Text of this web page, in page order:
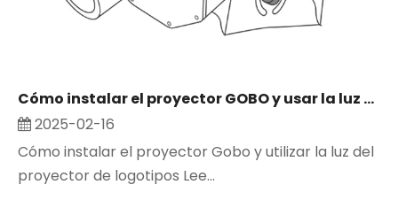
Cómo instalar el proyector GOBO y usar la luz del proyector de logotipo
2025-02-16
Cómo instalar el proyector Gobo y utilizar la luz del
proyector de logotipos Lee...